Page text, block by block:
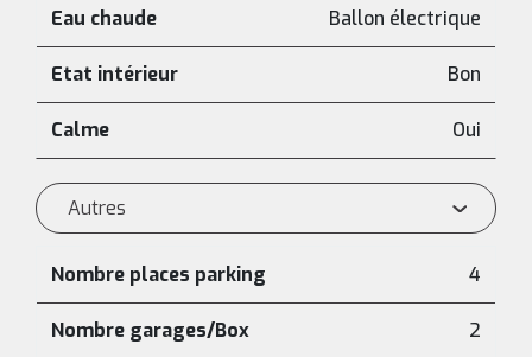
Eau chaude Ballon électrique
Etat intérieur Bon
Calme Oui
Autres
Nombre places parking 4
Nombre garages/Box 2